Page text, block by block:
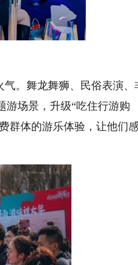
。舞龙舞狮、民俗表演、
游场景，升级“吃住行游购
群体的游乐体验，让他们